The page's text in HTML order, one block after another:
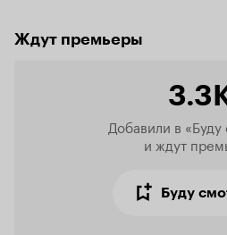
Ждут премьеры
Добавили в
и ждут
Буду